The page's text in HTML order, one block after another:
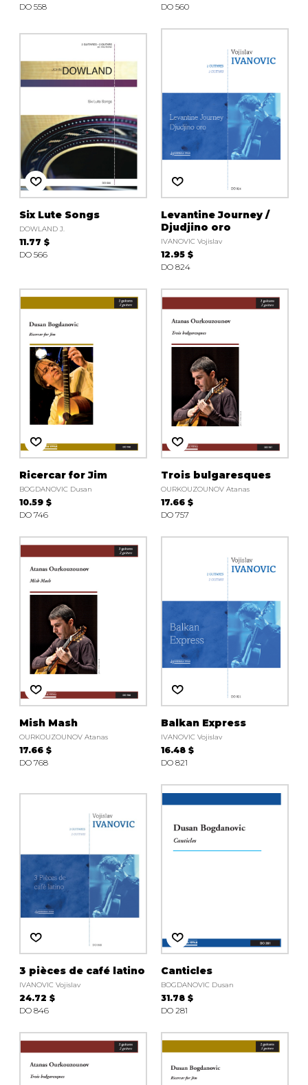
DO 558
DO 560
Six Lute Songs
DOWLAND J.
11.77 $
DO 566
Levantine Journey /
Djudjino oro
IVANOVIC Vojislav
12.95 $
DO 824
Ricercar for Jim
BOGDANOVIC Dusan
10.59 $
DO 746
Trois bulgaresques
OURKOUZOUNOV Atanas
17.66 $
DO 757
Mish Mash
OURKOUZOUNOV Atanas
17.66 $
DO 768
Balkan Express
IVANOVIC Vojislav
16.48 $
DO 821
3 pièces de café latino
IVANOVIC Vojislav
24.72 $
DO 846
Canticles
BOGDANOVIC Dusan
31.78 $
DO 281